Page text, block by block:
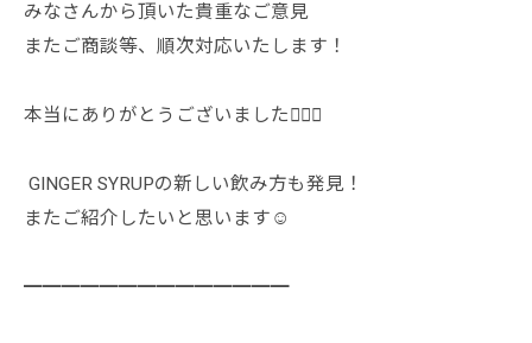
みなさんから頂いた貴重なご意見
またご商談等、順次対応いたします！
本当にありがとうございました🙇🏻‍♀️
︎︎ GINGER SYRUPの新しい飲み方も発見！
またご紹介したいと思います☺️
━━━━━━━━━━━━━━